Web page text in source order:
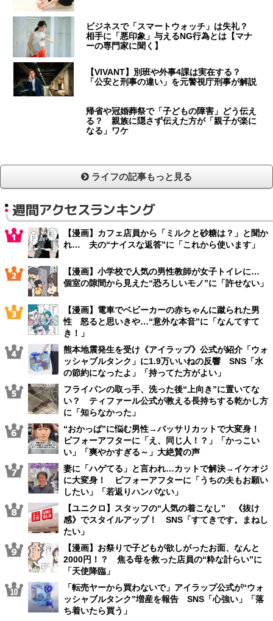
ビジネスで「スマートウォッチ」は失礼？
相手に「悪印象」与えるNG行為とは【マナ
ーの専門家に聞く】
【VIVANT】別班や外事4課は実在する？
「公安と刑事の違い」を元警視庁刑事が解説
帰省や冠婚葬祭で「子どもの障害」どう伝え
る？ 親族に隠さず伝えた方が「親子が楽に
なる」ワケ
ライフの記事もっと見る
週間アクセスランキング
【漫画】カフェ店員から「ミルクと砂糖は？」と聞か
れ… 夫の“ナイスな返答”に「これから使います」
【漫画】小学校で人気の男性教師が女子トイレに…
個室の隙間から見えた“恐ろしいモノ”に「許せない」
【漫画】電車でベビーカーの赤ちゃんに蹴られた男
性 怒ると思いきや…“意外な本音”に「なんてすて
き！」
熊本地震発生を受け《アイラップ》公式が紹介「ウォ
ッシャブルタンク」に1.9万いいねの反響 SNS「水
の節約になったよ」「持ってた方がよい」
フライパンの取っ手、洗った後“上向き”に置いてな
い？ ティファール公式が教える長持ちする乾かし方
に「知らなかった」
“おかっぱ”に悩む男性→バッサリカットで大変身！
ビフォーアフターに「え、同じ人！？」「かっこい
い」「爽やかすぎる～」大絶賛の声
妻に「ハゲてる」と言われ…カットで解決→イケオジ
に大変身！ ビフォーアフターに「うちの夫もお願い
したい」「若返りハンパない」
【ユニクロ】スタッフの“人気の着こなし” 《抜け
感》でスタイルアップ！ SNS「すてきです。まねし
たい」
【漫画】お祭りで子どもが欲しがったお面、なんと
2000円！？ 焦る母を救った店員の“粋な計らい”に
「天使降臨」
「転売ヤーから買わないで」アイラップ公式が“ウォ
ッシャブルタンク”増産を報告 SNS「心強い」「落
ち着いたら買う」